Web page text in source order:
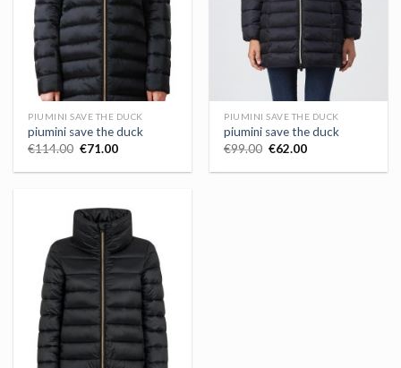
PIUMINI SAVE THE DUCK
piumini save the duck
€114.00 €71.00
PIUMINI SAVE THE DUCK
piumini save the duck
€99.00 €62.00